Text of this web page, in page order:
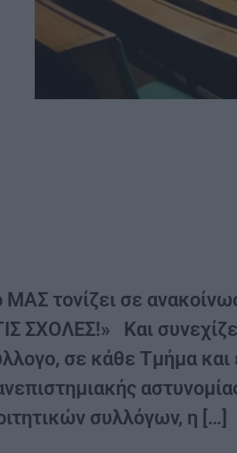
ΜΑΣ τονίζει σε
ΣΧΟΛΕΣ!» Και
σε κάθε Τμήμα
συλλόγων, η […]